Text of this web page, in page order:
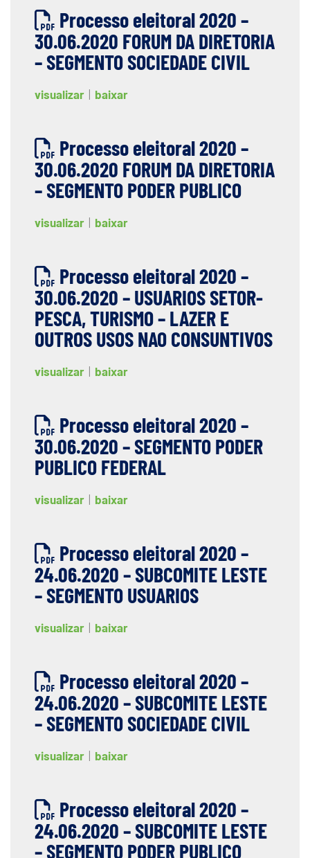
Processo eleitoral 2020 –
30.06.2020 FORUM DA DIRETORIA
– SEGMENTO SOCIEDADE CIVIL
visualizar baixar
Processo eleitoral 2020 –
30.06.2020 FORUM DA DIRETORIA
– SEGMENTO PODER PUBLICO
visualizar baixar
Processo eleitoral 2020 –
30.06.2020 – USUARIOS SETOR-
PESCA, TURISMO – LAZER E
OUTROS USOS NAO CONSUNTIVOS
visualizar baixar
Processo eleitoral 2020 –
30.06.2020 – SEGMENTO PODER
PUBLICO FEDERAL
visualizar baixar
Processo eleitoral 2020 –
24.06.2020 – SUBCOMITE LESTE
– SEGMENTO USUARIOS
visualizar baixar
Processo eleitoral 2020 –
24.06.2020 – SUBCOMITE LESTE
– SEGMENTO SOCIEDADE CIVIL
visualizar baixar
Processo eleitoral 2020 –
24.06.2020 – SUBCOMITE LESTE
– SEGMENTO PODER PUBLICO